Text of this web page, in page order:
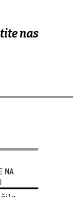
nas
NA